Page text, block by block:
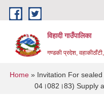
Skip to main content
विहादी गाउँपालिका
गण्डकी प्रदेश,
You are here
Home » Invitation For
04।082।83) Supply